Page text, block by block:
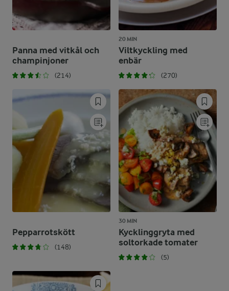
Panna med vitkål och
champinjoner
(214)
20 MIN
Viltkyckling med
enbär
(270)
Pepparrotskött
(148)
30 MIN
Kycklinggryta med
soltorkade tomater
(5)